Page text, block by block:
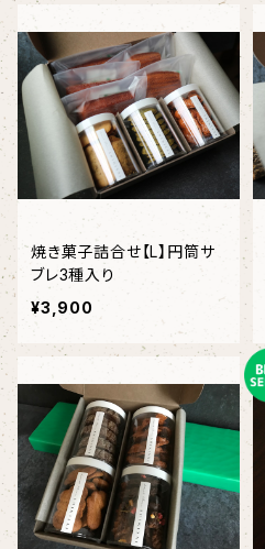
焼き菓子詰合せ【L】円筒サ
ブレ3種入り
¥3,900